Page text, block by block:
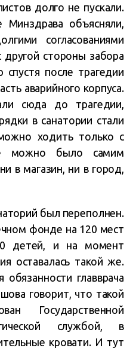
долго не пускали.
объясняли,
согласованиями
стороны забора
после трагедии
аварийного корпуса.
сюда до трагедии,
в санатории стали
ходить только с
можно было самим
в магазин, ни в город,
был переполнен.
фонде на 120 мест
детей, и на момент
оставалась такой же.
главврача
говорит, что такой
Государственной
службой, в
кровати. И тут